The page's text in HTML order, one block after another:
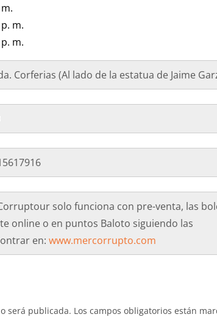
m.
m.
Corferias (Al lado de la estatua de Jaime
solo funciona con pre-venta, las
online o en puntos Baloto siguiendo las
en: www.mercorrupto.com
será publicada. Los campos obligatorios están